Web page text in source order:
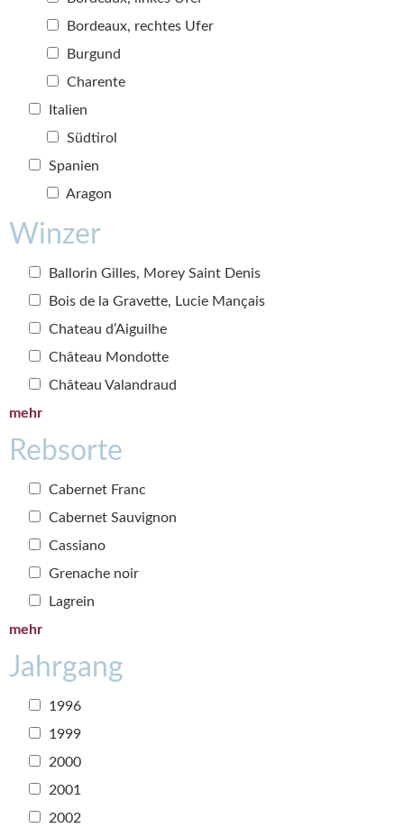
Bordeaux, rechtes Ufer
Burgund
Charente
Italien
Südtirol
Spanien
Aragon
Winzer
Ballorin Gilles, Morey Saint Denis
Bois de la Gravette, Lucie Mançais
Chateau d’Aiguilhe
Château Mondotte
Château Valandraud
mehr
Rebsorte
Cabernet Franc
Cabernet Sauvignon
Cassiano
Grenache noir
Lagrein
mehr
Jahrgang
1996
1999
2000
2001
2002